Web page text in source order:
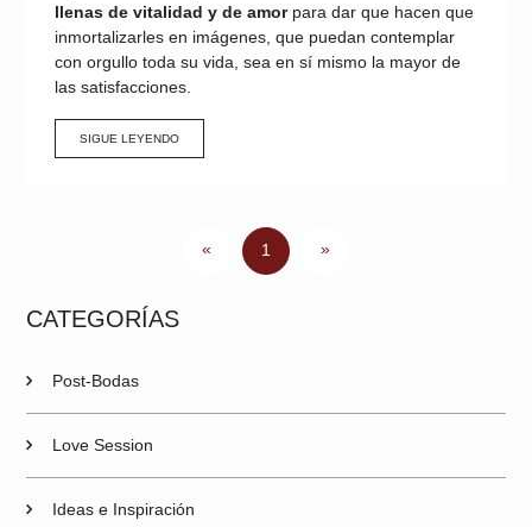
llenas de vitalidad y de amor para dar que hacen que
inmortalizarles en imágenes, que puedan contemplar
con orgullo toda su vida, sea en sí mismo la mayor de
las satisfacciones.
SIGUE LEYENDO
« 1 »
CATEGORÍAS
Post-Bodas
Love Session
Ideas e Inspiración